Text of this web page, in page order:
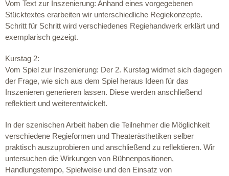
Vom Text zur Inszenierung: Anhand eines vorgegebenen
Stücktextes erarbeiten wir unterschiedliche Regiekonzepte.
Schritt für Schritt wird verschiedenes Regiehandwerk erklärt und
exemplarisch gezeigt.
Kurstag 2:
Vom Spiel zur Inszenierung: Der 2. Kurstag widmet sich dagegen
der Frage, wie sich aus dem Spiel heraus Ideen für das
Inszenieren generieren lassen. Diese werden anschließend
reflektiert und weiterentwickelt.
In der szenischen Arbeit haben die Teilnehmer die Möglichkeit
verschiedene Regieformen und Theaterästhetiken selber
praktisch auszuprobieren und anschließend zu reflektieren. Wir
untersuchen die Wirkungen von Bühnenpositionen,
Handlungstempo, Spielweise und den Einsatz von